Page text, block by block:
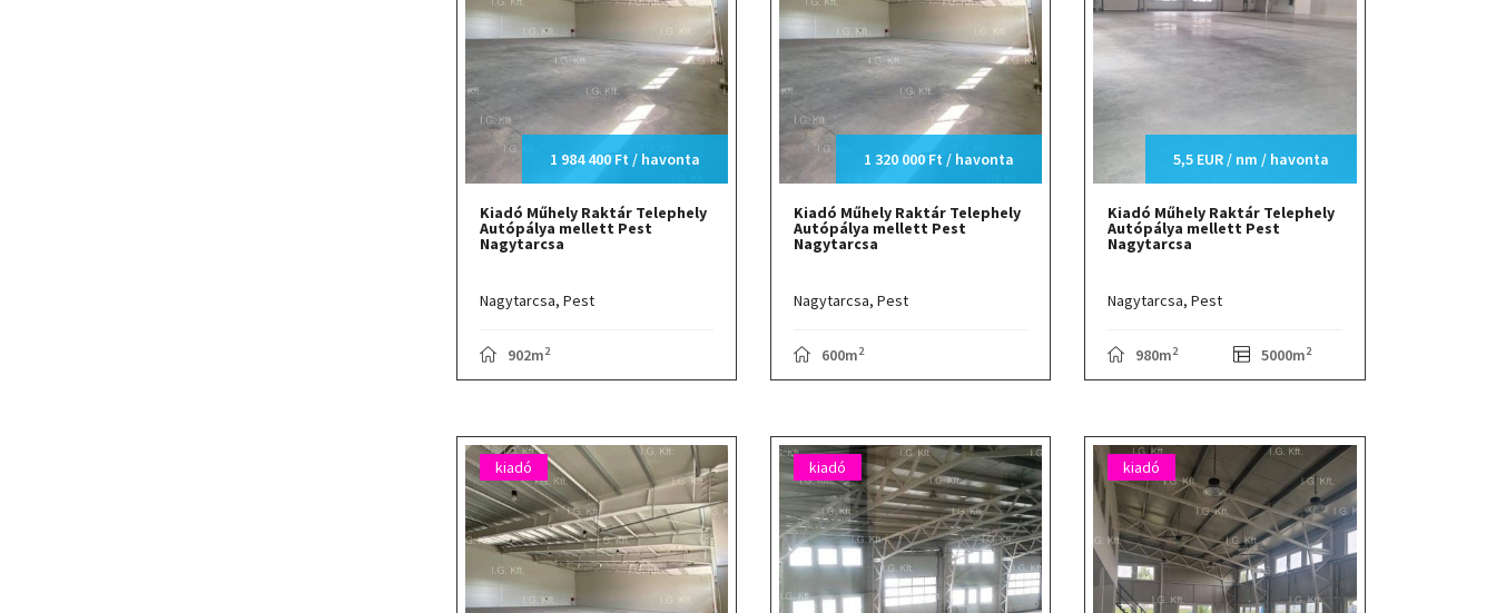
1 984 400 Ft / havonta
Kiadó Műhely Raktár Telephely
Autópálya mellett Pest
Nagytarcsa
Nagytarcsa, Pest
902m2
1 320 000 Ft / havonta
Kiadó Műhely Raktár Telephely
Autópálya mellett Pest
Nagytarcsa
Nagytarcsa, Pest
600m2
5,5 EUR / nm / havonta
Kiadó Műhely Raktár Telephely
Autópálya mellett Pest
Nagytarcsa
Nagytarcsa, Pest
980m2 5000m2
kiadó kiadó kiadó